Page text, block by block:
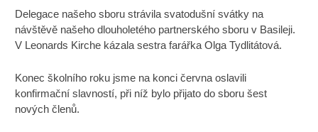
Delegace našeho sboru strávila svatodušní svátky na
návštěvě našeho dlouholetého partnerského sboru v Basileji.
V Leonards Kirche kázala sestra farářka Olga Tydlitátová.
Konec školního roku jsme na konci června oslavili
konfirmační slavností, při níž bylo přijato do sboru šest
nových členů.